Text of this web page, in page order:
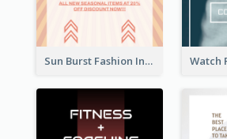
Sun Burst Fashion Instagram Story